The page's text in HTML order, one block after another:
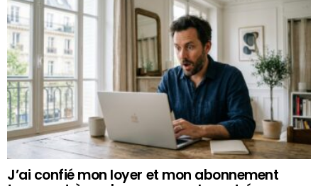
J’ai confié mon loyer et mon abonnement